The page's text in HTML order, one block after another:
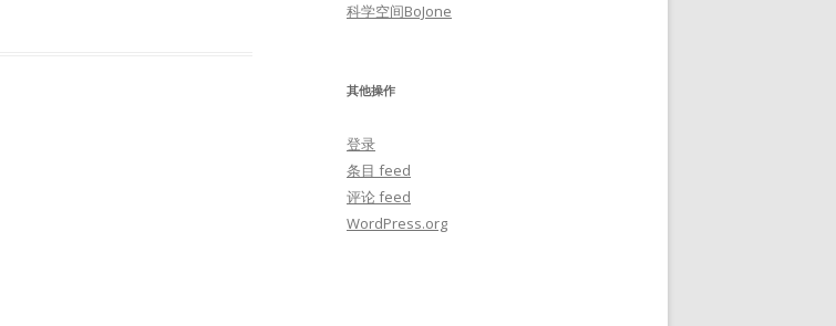
科学空间BoJone
其他操作
登录
条目 feed
评论 feed
WordPress.org